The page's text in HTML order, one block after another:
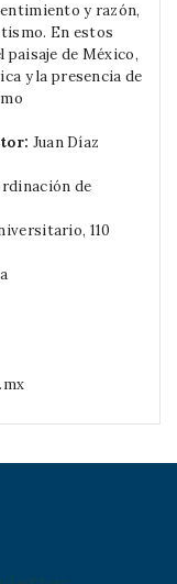
y razón,
En estos
paisaje de México,
y la presencia de
Juan Díaz
de
110